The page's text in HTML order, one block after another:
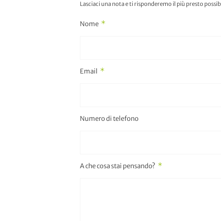
Lasciaci una nota e ti risponderemo il più presto
Nome
Email
Numero di telefono
A che cosa stai pensando?